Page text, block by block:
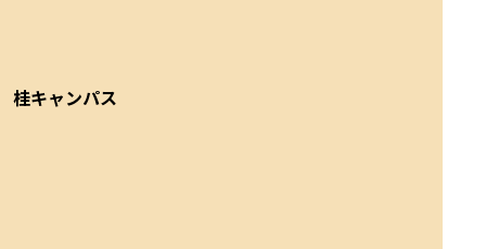
桂キャンパス